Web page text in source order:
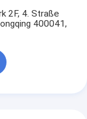
2F, 4. Straße
400041,